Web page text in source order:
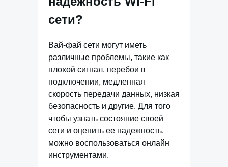
сети?
Вай-фай сети могут иметь
различные проблемы, такие как
плохой сигнал, перебои в
подключении, медленная
скорость передачи данных, низкая
безопасность и другие. Для того
чтобы узнать состояние своей
сети и оценить ее надежность,
можно воспользоваться онлайн
инструментами.